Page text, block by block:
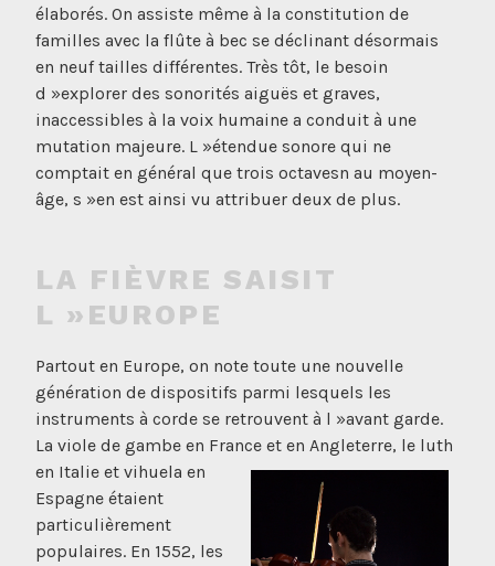
élaborés. On assiste même à la constitution de
familles avec la flûte à bec se déclinant désormais
en neuf tailles différentes. Très tôt, le besoin
d »explorer des sonorités aiguës et graves,
inaccessibles à la voix humaine a conduit à une
mutation majeure. L »étendue sonore qui ne
comptait en général que trois octavesn au moyen-
âge, s »en est ainsi vu attribuer deux de plus.
LA FIÈVRE SAISIT
L »EUROPE
Partout en Europe, on note toute une nouvelle
génération de dispositifs parmi lesquels les
instruments à corde se retrouvent à l »avant garde.
La viole de gambe en France et en Angleterre, le luth
en Italie et vihuela en
Espagne étaient
particulièrement
populaires. En 1552, les